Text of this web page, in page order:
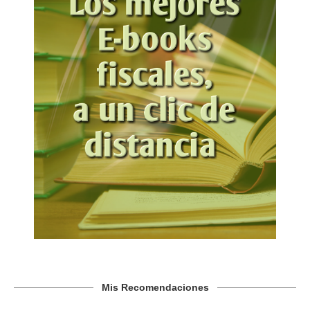
Mis Recomendaciones